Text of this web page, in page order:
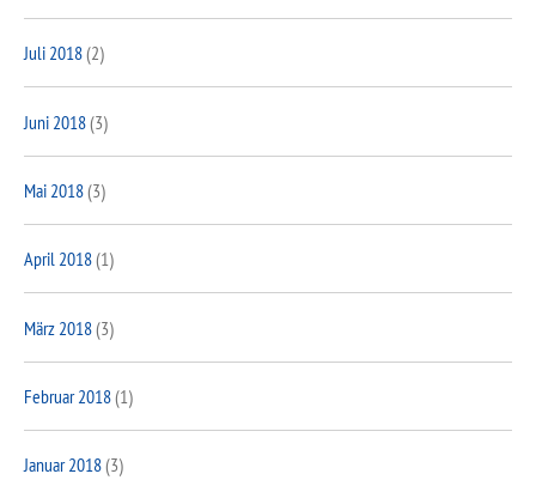
Juli 2018(2)
Juni 2018(3)
Mai 2018(3)
April 2018(1)
März 2018(3)
Februar 2018(1)
Januar 2018(3)